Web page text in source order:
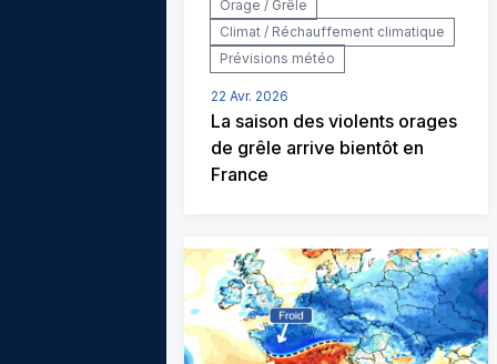
Orage / Grêle
Climat / Réchauffement climatique
Prévisions météo
22 Avr. 2026
La saison des violents orages
de grêle arrive bientôt en
France